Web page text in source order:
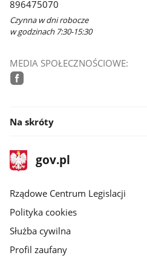
896475070
Czynna w dni robocze
w godzinach 7:30-15:30
MEDIA SPOŁECZNOŚCIOWE:
Na skróty
stopka
gov.plStrona
gov.pl
Rządowe Centrum Legislacji
Polityka cookies
Służba cywilna
Profil zaufany